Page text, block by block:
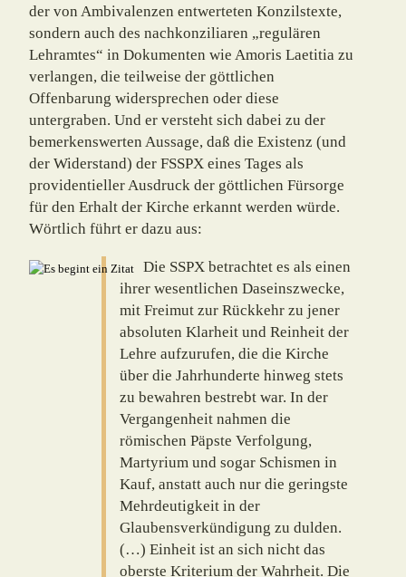
der von Ambivalenzen entwerteten Konzilstexte,
sondern auch des nachkonziliaren „regulären
Lehramtes“ in Dokumenten wie Amoris Laetitia zu
verlangen, die teilweise der göttlichen
Offenbarung wider­spre­chen oder diese
untergraben. Und er versteht sich dabei zu der
bemerkenswerten Aus­sage, daß die Existenz (und
der Widerstand) der FSSPX eines Tages als
providentieller Ausdruck der göttlichen Fürsorge
für den Erhalt der Kirche erkannt werden würde.
Wörtlich führt er dazu aus:
Die SSPX betrachtet es als einen
ihrer wesentlichen Daseinszwecke,
mit Frei­mut zur Rückkehr zu jener
absoluten Klarheit und Reinheit der
Lehre auf­zu­rufen, die die Kirche
über die Jahrhunderte hinweg stets
zu bewahren bestrebt war. In der
Vergangenheit nahmen die
römischen Päpste Verfolgung,
Martyrium und sogar Schismen in
Kauf, anstatt auch nur die geringste
Mehr­deutigkeit in der
Glaubensverkündigung zu dulden.
(…) Einheit ist an sich nicht das
oberste Kriterium der Wahrheit. Die